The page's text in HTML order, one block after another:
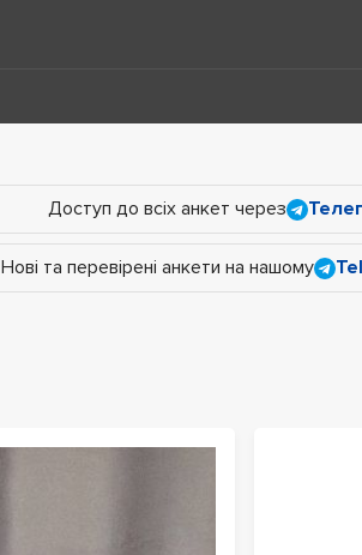
Доступ до всіх анкет через
Нові та перевірені анкети на нашому